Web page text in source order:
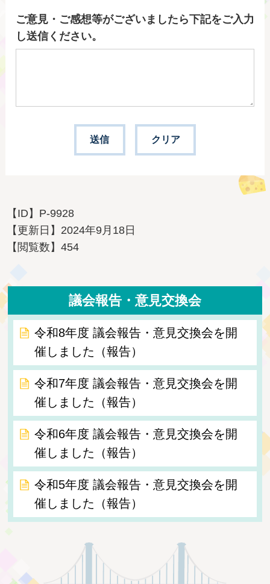
ご意見・ご感想等がございましたら下記をご入力
し送信ください。
【ID】 P-9928
【更新日】 2024年9月18日
【閲覧数】454
議会報告・意見交換会
令和8年度 議会報告・意見交換会を開
催しました（報告）
令和7年度 議会報告・意見交換会を開
催しました（報告）
令和6年度 議会報告・意見交換会を開
催しました（報告）
令和5年度 議会報告・意見交換会を開
催しました（報告）